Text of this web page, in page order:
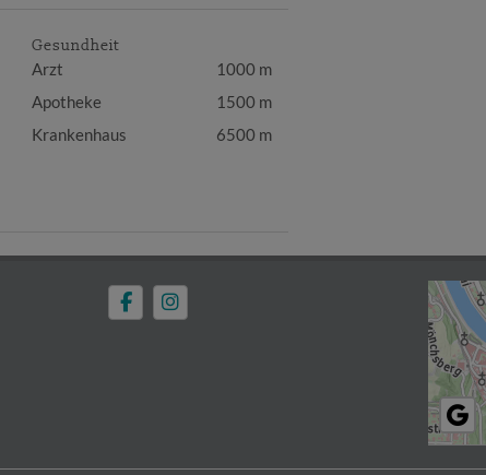
Gesundheit
Arzt
1000 m
Apotheke
1500 m
Krankenhaus
6500 m